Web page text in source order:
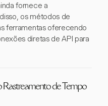
fornece a
os métodos de
ferramentas oferecendo
diretas de API para
Rastreamento de Tempo